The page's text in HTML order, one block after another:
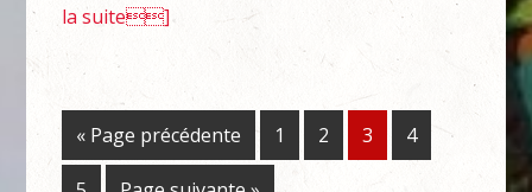
la suite]
« Page précédente 1 2 3 4